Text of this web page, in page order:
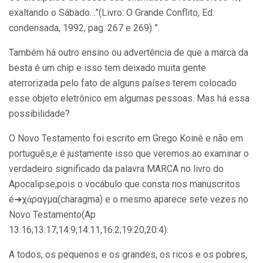
exaltando o Sábado…”(Livro: O Grande Conflito, Ed.
condensada, 1992, pag. 267 e 269) ”.
Também há outro ensino ou advertência de que a marca da
besta é um chip e isso tem deixado muita gente
aterrorizada pelo fato de alguns países terem colocado
esse objeto eletrônico em algumas pessoas. Mas há essa
possibilidade?
O Novo Testamento foi escrito em Grego Koinê e não em
português,e é justamente isso que veremos ao examinar o
verdadeiro significado da palavra MARCA no livro do
Apocalipse,pois o vocábulo que consta nos manuscritos
é➜χάραγμα(charagma) e o mesmo aparece sete vezes no
Novo Testamento(Ap
13:16;13:17;14:9;14:11,16:2;19:20;20:4):
A todos, os pequenos e os grandes, os ricos e os pobres,